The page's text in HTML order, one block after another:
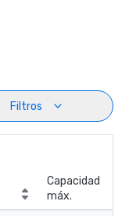
Filtros
Capacidad
máx.